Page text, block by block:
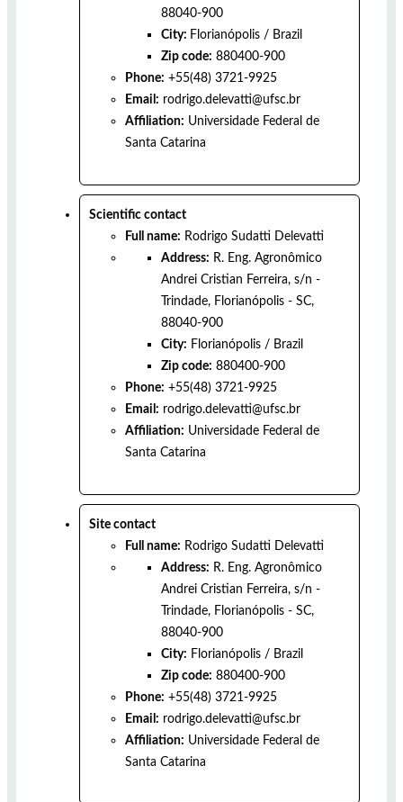
88040-900
City: Florianópolis / Brazil
Zip code: 880400-900
Phone: +55(48) 3721-9925
Email: rodrigo.delevatti@ufsc.br
Affiliation: Universidade Federal de
Santa Catarina
Scientific contact
Full name: Rodrigo Sudatti Delevatti
Address: R. Eng. Agronômico
Andrei Cristian Ferreira, s/n -
Trindade, Florianópolis - SC,
88040-900
City: Florianópolis / Brazil
Zip code: 880400-900
Phone: +55(48) 3721-9925
Email: rodrigo.delevatti@ufsc.br
Affiliation: Universidade Federal de
Santa Catarina
Site contact
Full name: Rodrigo Sudatti Delevatti
Address: R. Eng. Agronômico
Andrei Cristian Ferreira, s/n -
Trindade, Florianópolis - SC,
88040-900
City: Florianópolis / Brazil
Zip code: 880400-900
Phone: +55(48) 3721-9925
Email: rodrigo.delevatti@ufsc.br
Affiliation: Universidade Federal de
Santa Catarina